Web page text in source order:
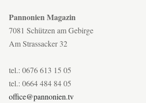
Pannonien Magazin
7081 Schützen am Gebirge
Am Strassacker 32
tel.: 0676 613 15 05
tel.: 0664 484 84 05
office@pannonien.tv